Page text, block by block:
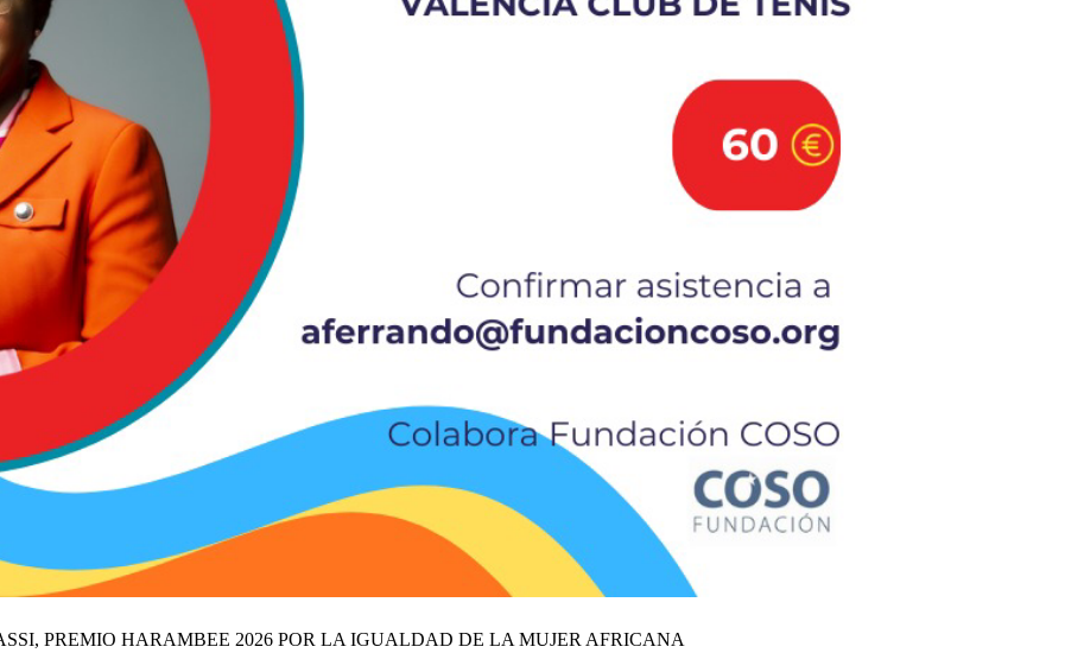
PREMIO HARAMBEE 2026 POR LA IGUALDAD DE LA MUJER AFRICANA